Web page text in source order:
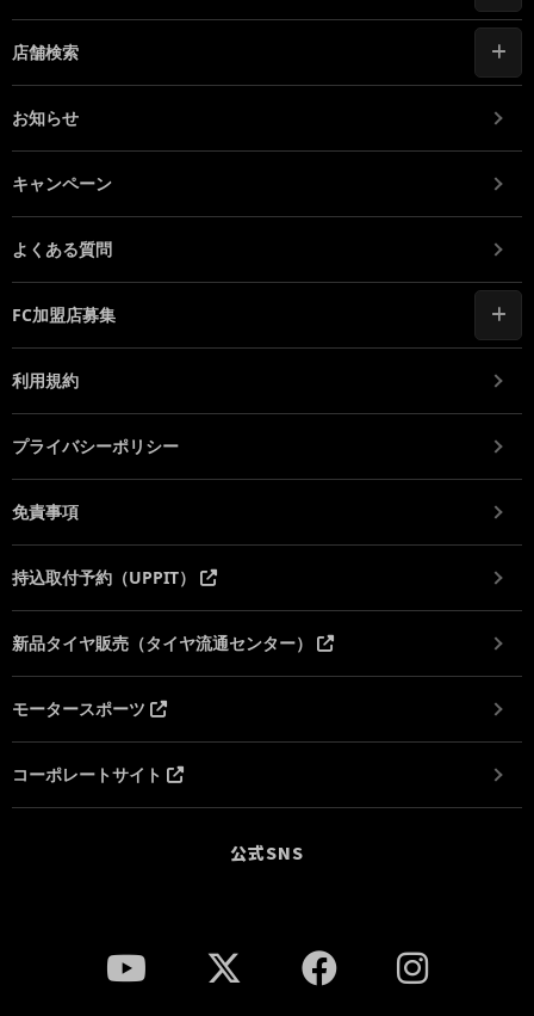
店舗検索
お知らせ
キャンペーン
よくある質問
FC加盟店募集
利用規約
プライバシーポリシー
免責事項
持込取付予約（UPPIT）
新品タイヤ販売（タイヤ流通センター）
モータースポーツ
コーポレートサイト
公式SNS